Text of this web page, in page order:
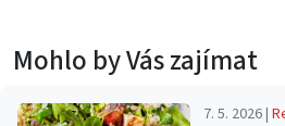
Mohlo by Vás zajímat
7. 5. 2026 |